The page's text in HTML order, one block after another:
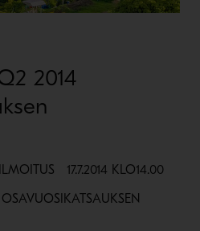
2014
17.7.2014 KLO14.00